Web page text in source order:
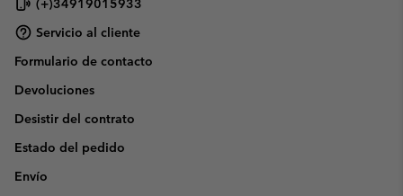
(+)34919015933
Servicio al cliente
Formulario de contacto
Devoluciones
Desistir del contrato
Estado del pedido
Envío